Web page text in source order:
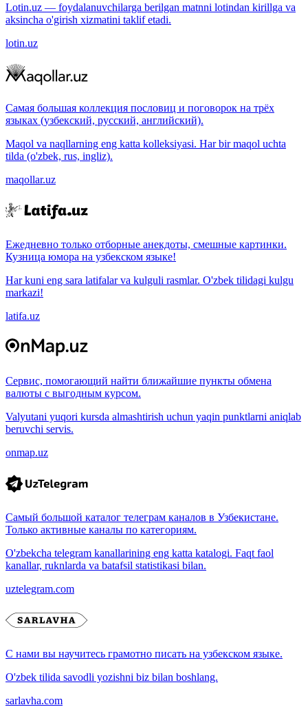
Lotin.uz — foydalanuvchilarga berilgan matnni lotindan kirillga va
aksincha o'girish xizmatini taklif etadi.
lotin.uz
Самая большая коллекция пословиц и поговорок на трёх
языках (узбекский, русский, английский).
Maqol va naqllarning eng katta kolleksiyasi. Har bir maqol uchta
tilda (o'zbek, rus, ingliz).
maqollar.uz
Ежедневно только отборные анекдоты, смешные картинки.
Кузница юмора на узбекском языке!
Har kuni eng sara latifalar va kulguli rasmlar. O'zbek tilidagi kulgu
markazi!
latifa.uz
Сервис, помогающий найти ближайшие пункты обмена
валюты с выгодным курсом.
Valyutani yuqori kursda almashtirish uchun yaqin punktlarni aniqlab
beruvchi servis.
onmap.uz
Самый большой каталог телеграм каналов в Узбекистане.
Только активные каналы по категориям.
O'zbekcha telegram kanallarining eng katta katalogi. Faqt faol
kanallar, ruknlarda va batafsil statistikasi bilan.
uztelegram.com
С нами вы научитесь грамотно писать на узбекском языке.
O'zbek tilida savodli yozishni biz bilan boshlang.
sarlavha.com